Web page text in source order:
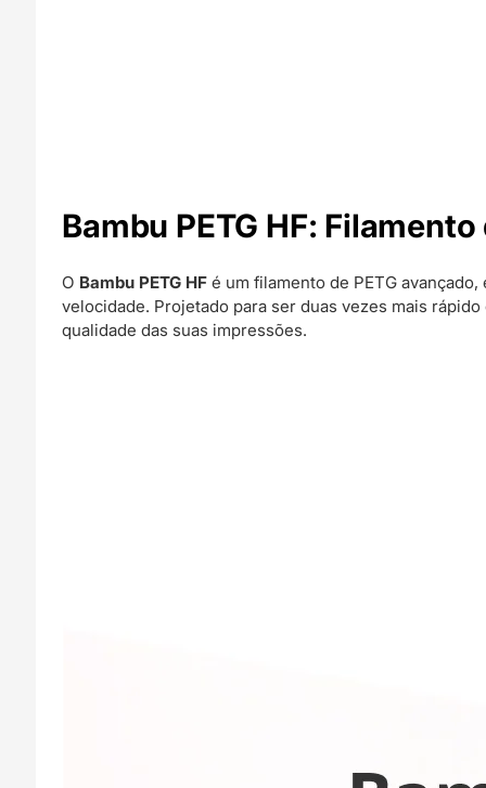
Bambu PETG HF:
O Bambu PETG HF é um filamento de PETG
velocidade. Projetado para ser duas vezes mais
qualidade das suas impressões.